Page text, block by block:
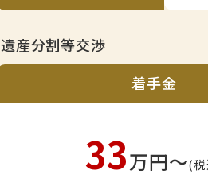
遺産分割等交渉
着手金
33万円〜(